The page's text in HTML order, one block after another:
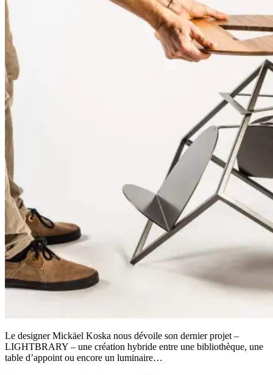
Le designer Mickäel Koska nous dévoile son dernier projet –
LIGHTBRARY – une création hybride entre une bibliothèque, une
table d’appoint ou encore un luminaire…